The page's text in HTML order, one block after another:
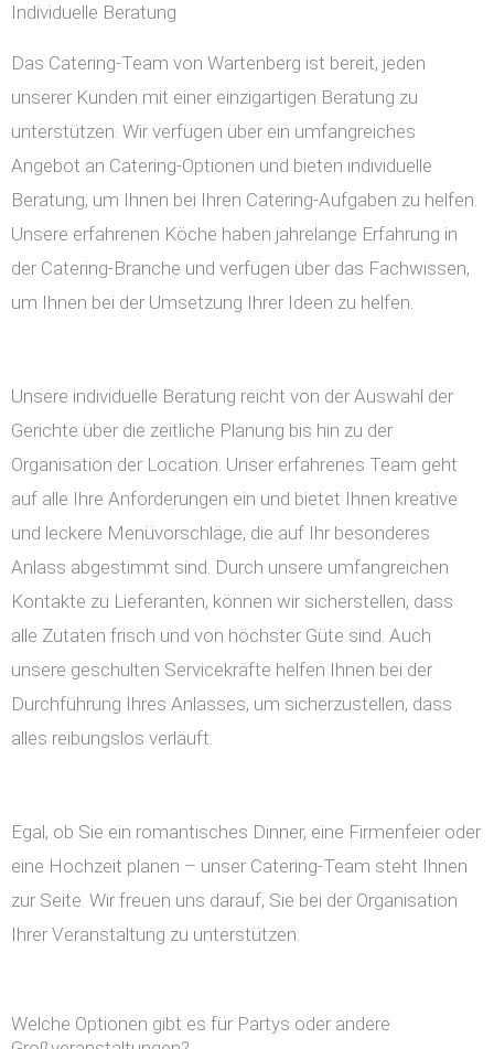
Individuelle Beratung
Das Catering-Team von Wartenberg ist bereit, jeden
unserer Kunden mit einer einzigartigen Beratung zu
unterstützen. Wir verfügen über ein umfangreiches
Angebot an Catering-Optionen und bieten individuelle
Beratung, um Ihnen bei Ihren Catering-Aufgaben zu helfen.
Unsere erfahrenen Köche haben jahrelange Erfahrung in
der Catering-Branche und verfügen über das Fachwissen,
um Ihnen bei der Umsetzung Ihrer Ideen zu helfen.
Unsere individuelle Beratung reicht von der Auswahl der
Gerichte über die zeitliche Planung bis hin zu der
Organisation der Location. Unser erfahrenes Team geht
auf alle Ihre Anforderungen ein und bietet Ihnen kreative
und leckere Menüvorschläge, die auf Ihr besonderes
Anlass abgestimmt sind. Durch unsere umfangreichen
Kontakte zu Lieferanten, können wir sicherstellen, dass
alle Zutaten frisch und von höchster Güte sind. Auch
unsere geschulten Servicekräfte helfen Ihnen bei der
Durchführung Ihres Anlasses, um sicherzustellen, dass
alles reibungslos verläuft.
Egal, ob Sie ein romantisches Dinner, eine Firmenfeier oder
eine Hochzeit planen – unser Catering-Team steht Ihnen
zur Seite. Wir freuen uns darauf, Sie bei der Organisation
Ihrer Veranstaltung zu unterstützen.
Welche Optionen gibt es für Partys oder andere